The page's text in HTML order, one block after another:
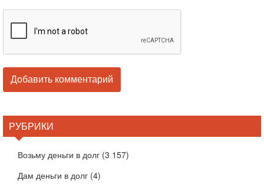
РУБРИКИ
Возьму деньги в долг (3 157)
Дам деньги в долг (4)